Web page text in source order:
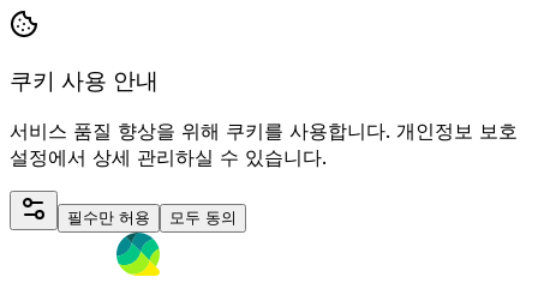
쿠키 사용 안내
서비스 품질 향상을 위해 쿠키를 사용합니다. 개인정보 보호
설정에서 상세 관리하실 수 있습니다.
필수만 허용 모두 동의